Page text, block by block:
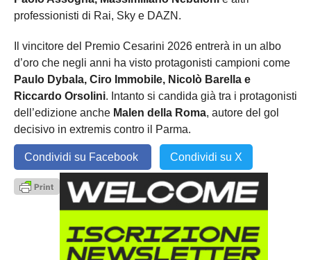
professionisti di Rai, Sky e DAZN.
Il vincitore del Premio Cesarini 2026 entrerà in un albo
d’oro che negli anni ha visto protagonisti campioni come
Paulo Dybala, Ciro Immobile, Nicolò Barella e
Riccardo Orsolini. Intanto si candida già tra i protagonisti
dell’edizione anche Malen della Roma, autore del gol
decisivo in extremis contro il Parma.
Condividi su Facebook Condividi su X